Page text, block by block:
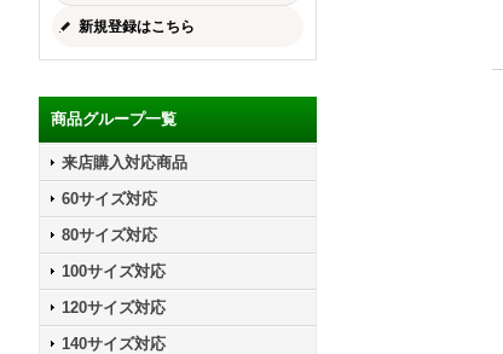
新規登録はこちら
商品グループ一覧
来店購入対応商品
60サイズ対応
80サイズ対応
100サイズ対応
120サイズ対応
140サイズ対応